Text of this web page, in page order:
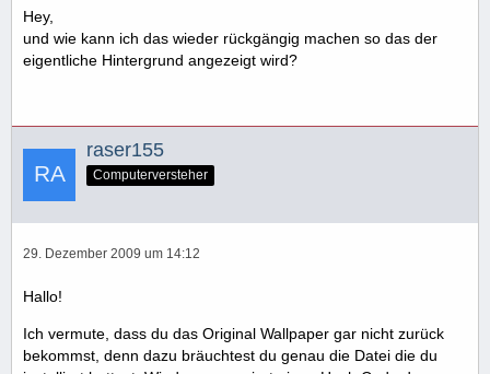
Hey,
und wie kann ich das wieder rückgängig machen so das der
eigentliche Hintergrund angezeigt wird?
raser155
Computerversteher
29. Dezember 2009 um 14:12
Hallo!
Ich vermute, dass du das Original Wallpaper gar nicht zurück
bekommst, denn dazu bräuchtest du genau die Datei die du